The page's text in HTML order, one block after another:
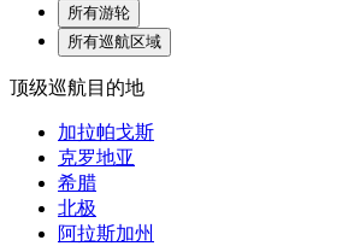
所有游轮
所有巡航区域
顶级巡航目的地
加拉帕戈斯
克罗地亚
希腊
北极
阿拉斯加州